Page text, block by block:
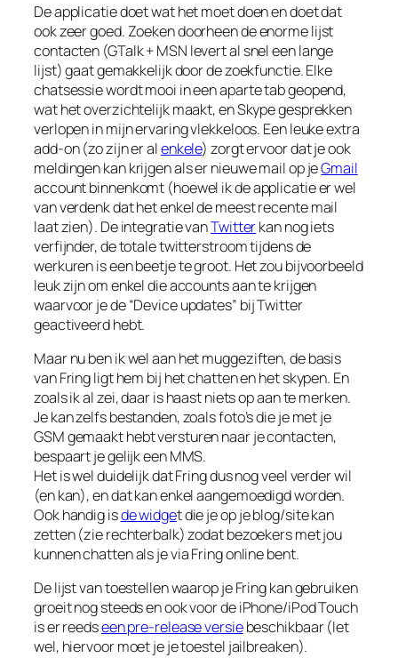
De applicatie doet wat het moet doen en doet dat
ook zeer goed. Zoeken doorheen de enorme lijst
contacten (GTalk + MSN levert al snel een lange
lijst) gaat gemakkelijk door de zoekfunctie. Elke
chatsessie wordt mooi in een aparte tab geopend,
wat het overzichtelijk maakt, en Skype gesprekken
verlopen in mijn ervaring vlekkeloos. Een leuke extra
add-on (zo zijn er alenkele) zorgt ervoor dat je ook
meldingen kan krijgen als er nieuwe mail op jeGmail
account binnenkomt (hoewel ik de applicatie er wel
van verdenk dat het enkel de meest recente mail
laat zien). De integratie vanTwitterkan nog iets
verfijnder, de totale twitterstroom tijdens de
werkuren is een beetje te groot. Het zou bijvoorbeeld
leuk zijn om enkel die accounts aan te krijgen
waarvoor je de “Device updates” bij Twitter
geactiveerd hebt.
Maar nu ben ik wel aan het muggeziften, de basis
van Fring ligt hem bij het chatten en het skypen. En
zoals ik al zei, daar is haast niets op aan te merken.
Je kan zelfs bestanden, zoals foto’s die je met je
GSM gemaakt hebt versturen naar je contacten,
bespaart je gelijk een MMS.
Het is wel duidelijk dat Fring dus nog veel verder wil
(en kan), en dat kan enkel aangemoedigd worden.
Ook handig isde widget die je op je blog/site kan
zetten (zie rechterbalk) zodat bezoekers met jou
kunnen chatten als je via Fring online bent.
De lijst van toestellen waarop je Fring kan gebruiken
groeit nog steeds en ook voor de iPhone/iPod Touch
is er reedseen pre-release versiebeschikbaar (let
wel, hiervoor moet je je toestel jailbreaken).